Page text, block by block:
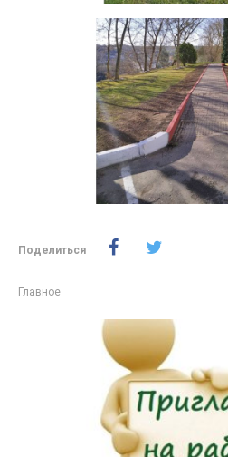
Поделиться
Главное